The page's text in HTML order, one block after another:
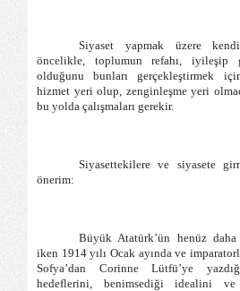
Siyaset yapmak üzere
öncelikle, toplumun refahı, iyileşip
olduğunu bunları gerçekleştirmek
hizmet yeri olup, zenginleşme yeri
bu yolda çalışmaları gerekir.
Siyasettekilere ve siyasete
önerim:
Büyük Atatürk’ün henüz
iken 1914 yılı Ocak ayında ve
Sofya’dan Corinne Lütfü’ye
hedeflerini, benimsediği idealini